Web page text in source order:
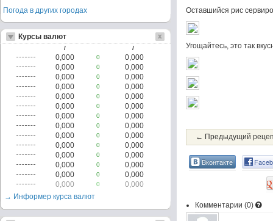
Оставшийся рис
Угощайтесь, это так
← Предыдущий
Вконтакте
Комментарии (0)
Погода в других городах
Курсы валют
/ /
0,000 0
0,000
0,000
0
0,000
0,000
0
0,000
0,000
0
0,000
0,000
0
0,000
0,000
0
0,000
0,000
0
0,000
0,000
0
0,000
0,000
0
0,000
0,000
0
0,000
0,000
0
0,000
0,000
0
0,000
0,000
0
0,000
0,000
0
0,000
→ Информер курса валют